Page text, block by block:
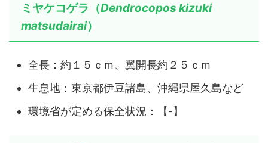
ミヤケコゲラ（Dendrocopos kizuki
matsudairai）
全長：約１５ｃｍ、翼開長約２５ｃｍ
生息地：東京都伊豆諸島、沖縄県屋久島など
環境省が定める保全状況：【-】